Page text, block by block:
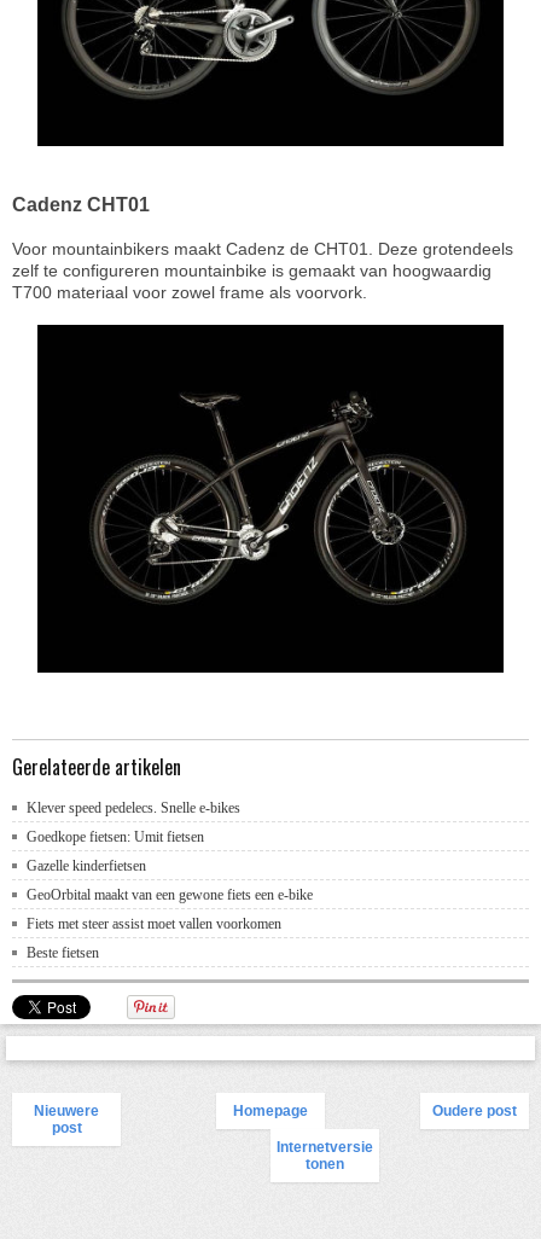
Cadenz CHT01
Voor mountainbikers maakt Cadenz de CHT01. Deze grotendeels
zelf te configureren mountainbike is gemaakt van hoogwaardig
T700 materiaal voor zowel frame als voorvork.
Gerelateerde artikelen
Klever speed pedelecs. Snelle e-bikes
Goedkope fietsen: Umit fietsen
Gazelle kinderfietsen
GeoOrbital maakt van een gewone fiets een e-bike
Fiets met steer assist moet vallen voorkomen
Beste fietsen
Nieuwere
post
Oudere post
Homepage
Internetversie
tonen